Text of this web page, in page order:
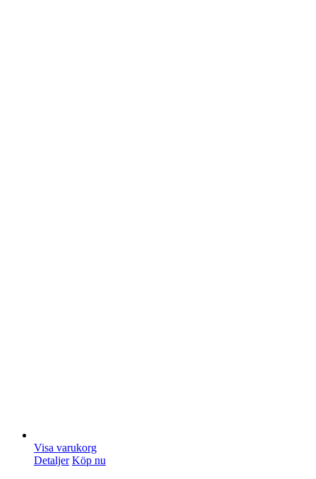
Visa varukorg
Detaljer Köp nu